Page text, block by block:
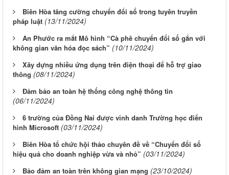
Biên Hòa tăng cường chuyển đổi số trong tuyên truyền
pháp luật (13/11/2024)
An Phước ra mắt Mô hình “Cà phê chuyển đổi số gắn với
không gian văn hóa đọc sách” (10/11/2024)
Xây dựng nhiều ứng dụng trên điện thoại để hỗ trợ giao
thông (08/11/2024)
Đảm bảo an toàn hệ thống công nghệ thông tin
(06/11/2024)
6 trường của Đồng Nai được vinh danh Trường học điển
hình Microsoft (03/11/2024)
Biên Hòa tổ chức hội thảo chuyên đề về “Chuyển đổi số
hiệu quả cho doanh nghiệp vừa và nhỏ” (03/11/2024)
Bảo đảm an toàn trên không gian mạng (23/10/2024)